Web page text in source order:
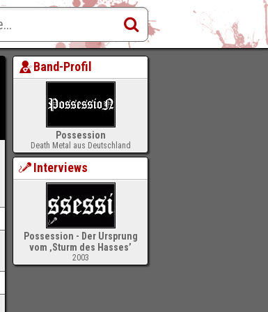
Band-Profil
Possession
Death Metal aus Deutschland
Interviews
Possession - Der Ursprung
vom ‚Sturm des Hasses’
2003